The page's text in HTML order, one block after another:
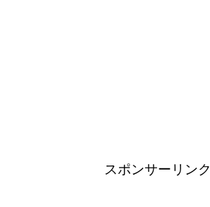
スポンサーリンク